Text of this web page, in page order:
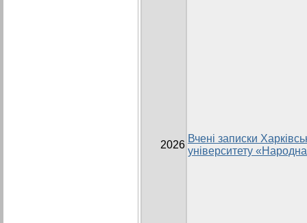
2026
Вчені записки
університету